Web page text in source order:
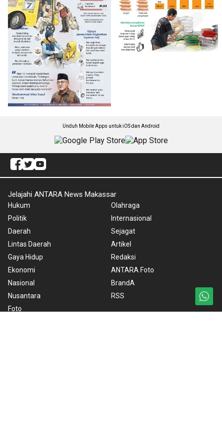
Unduh Mobile Apps untuk iOS dan Android
Jelajahi ANTARA News Makassar
Hukum
Politik
Daerah
Lintas Daerah
Gaya Hidup
Ekonomi
Nasional
Nusantara
Foto
Olahraga
Internasional
Sejagat
Artikel
Redaksi
ANTARA Foto
BrandA
RSS